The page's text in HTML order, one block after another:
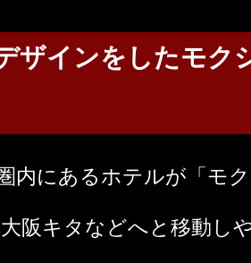
ザインをしたモ
内にあるホテルが「モ
阪キタなどへと移動し